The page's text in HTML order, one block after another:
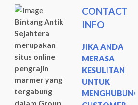
Bintang Antik
Sejahtera
merupakan
situs online
pengrajin
marmer yang
tergabung
dalam Group
CONTACT
INFO
JIKA ANDA
MERASA
KESULITAN
UNTUK
MENGHUBUNGI